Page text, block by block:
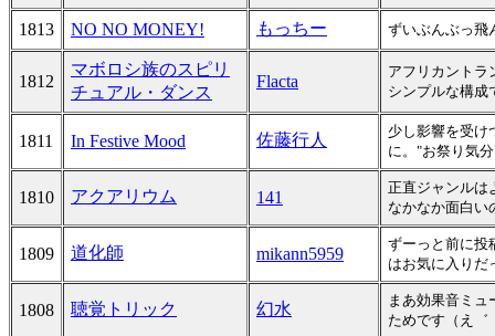
1813 NO NO MONEY! もっちー ずいぶんぶっ飛
1812
マボロシ族のスピリ
チュアル・ダンス
Flacta
アフリカントラ
シンプルな構成
1811 In Festive Mood 佐藤行人
少し影響を受
に。"お祭り気
1810 アクアリウム 141
正直ジャンルは
なかなか面白
1809 道化師 mikann5959
ずーっと前に投
はお気に入りだ
1808 聴覚トリック 幻水
まあ効果音ミ
ためです（え゛